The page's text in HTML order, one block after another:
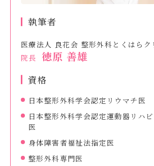
執筆者
医療法人 良花会 整形外科とくはらク
院長
徳原 善雄
資格
日本整形外科学会認定リウマチ医
日本整形外科学会認定運動器リハ
医
身体障害者福祉法指定医
整形外科専門医